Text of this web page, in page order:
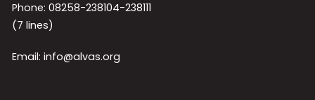
Phone: 08258-238104-238111
(7 lines)
Email: info@alvas.org